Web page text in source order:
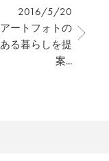
2016/5/20
アートフォトの
ある暮らしを提
案...